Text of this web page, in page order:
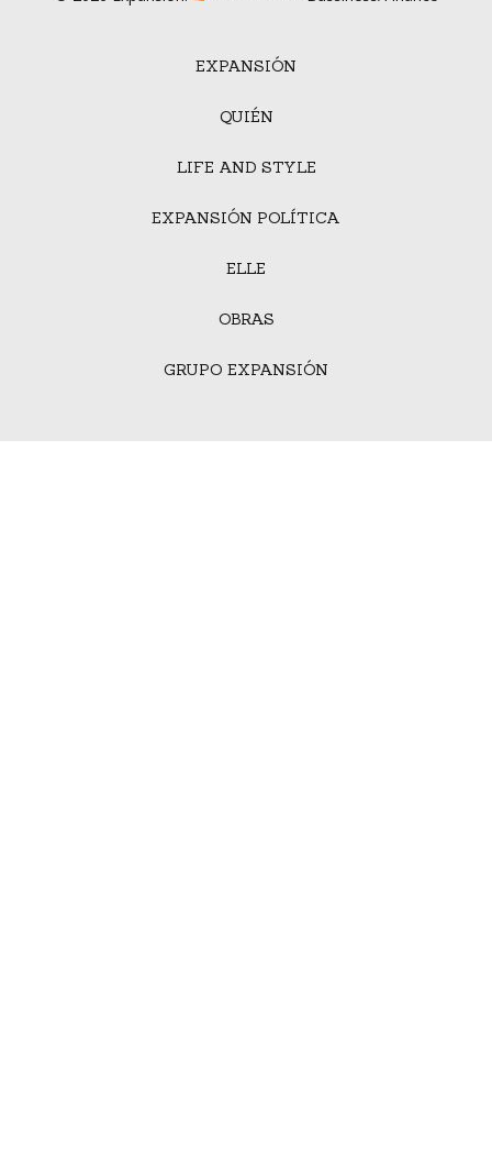
EXPANSIÓN
QUIÉN
LIFE AND STYLE
EXPANSIÓN POLÍTICA
ELLE
OBRAS
GRUPO EXPANSIÓN